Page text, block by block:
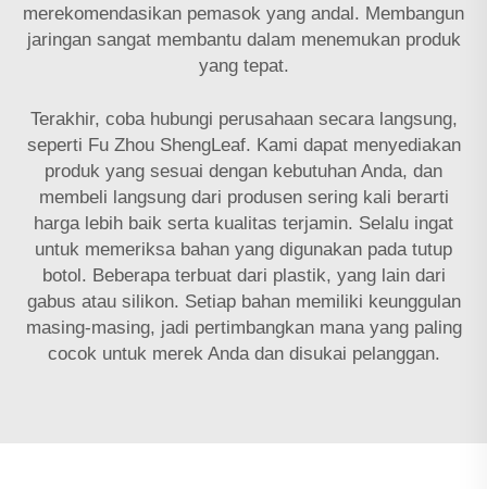
merekomendasikan pemasok yang andal. Membangun
jaringan sangat membantu dalam menemukan produk
yang tepat.
Terakhir, coba hubungi perusahaan secara langsung,
seperti Fu Zhou ShengLeaf. Kami dapat menyediakan
produk yang sesuai dengan kebutuhan Anda, dan
membeli langsung dari produsen sering kali berarti
harga lebih baik serta kualitas terjamin. Selalu ingat
untuk memeriksa bahan yang digunakan pada tutup
botol. Beberapa terbuat dari plastik, yang lain dari
gabus atau silikon. Setiap bahan memiliki keunggulan
masing-masing, jadi pertimbangkan mana yang paling
cocok untuk merek Anda dan disukai pelanggan.